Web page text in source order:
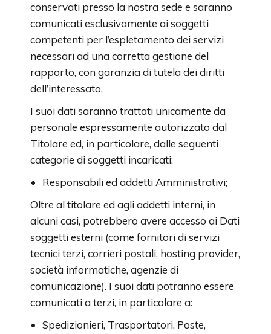
conservati presso la nostra sede e saranno
comunicati esclusivamente ai soggetti
competenti per l’espletamento dei servizi
necessari ad una corretta gestione del
rapporto, con garanzia di tutela dei diritti
dell’interessato.
I suoi dati saranno trattati unicamente da
personale espressamente autorizzato dal
Titolare ed, in particolare, dalle seguenti
categorie di soggetti incaricati:
Responsabili ed addetti Amministrativi;
Oltre al titolare ed agli addetti interni, in
alcuni casi, potrebbero avere accesso ai Dati
soggetti esterni (come fornitori di servizi
tecnici terzi, corrieri postali, hosting provider,
società informatiche, agenzie di
comunicazione). I suoi dati potranno essere
comunicati a terzi, in particolare a:
Spedizionieri, Trasportatori, Poste,